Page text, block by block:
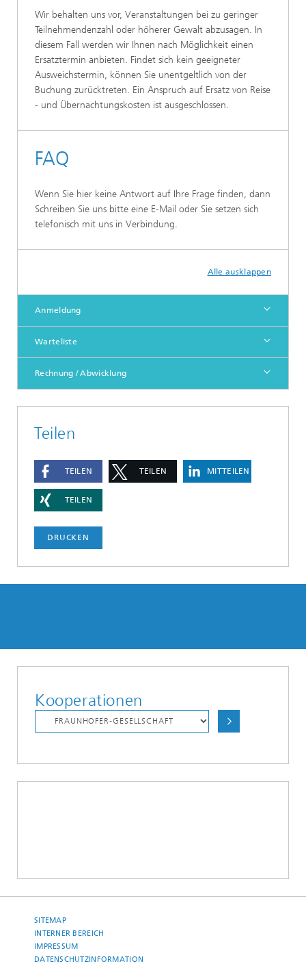
Wir behalten uns vor, Veranstaltungen bei zu geringer
Teilnehmendenzahl oder höherer Gewalt abzusagen. In
diesem Fall werden wir Ihnen nach Möglichkeit einen
Ersatztermin anbieten. Findet sich kein geeigneter
Ausweichstermin, können Sie unentgeltlich von der
Buchung zurücktreten. Ein Anspruch auf Ersatz von Reise
- und Übernachtungskosten ist ausgeschlossen.
FAQ
Wenn Sie hier keine Antwort auf Ihre Frage finden, dann
Schreiben Sie uns bitte eine E-Mail oder Sie setzen sich
telefonisch mit uns in Verbindung.
Alle ausklappen
Anmeldung
Warteliste
Rechnung / Abwicklung
Teilen
TEILEN TEILEN MITTEILEN
TEILEN
DRUCKEN
Kooperationen
SITEMAP
INTERNER BEREICH
IMPRESSUM
DATENSCHUTZINFORMATION